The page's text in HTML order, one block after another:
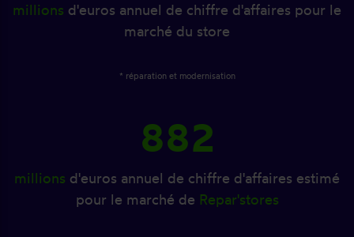
millions d'euros annuel de chiffre d'affaires pour le
marché du store
* réparation et modernisation
882
millions d'euros annuel de chiffre d'affaires estimé
pour le marché de Repar'stores